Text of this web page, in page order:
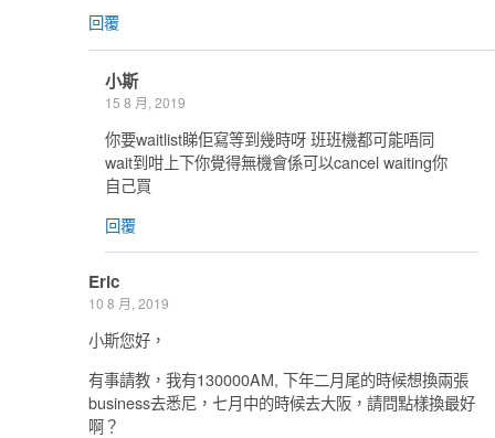
回覆
小斯
15 8 月, 2019
你要waitlist睇佢寫等到幾時呀 班班機都可能唔同
wait到咁上下你覺得無機會係可以cancel waiting你
自己買
回覆
Eric
10 8 月, 2019
小斯您好，
有事請教，我有130000AM, 下年二月尾的時候想換兩張
business去悉尼，七月中的時候去大阪，請問點樣換最好
啊？